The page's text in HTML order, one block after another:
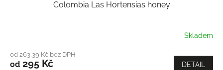
Colombia Las Hortensias honey
Skladem
od 263,39 Kč bez DPH
od 295 Kč DETAIL